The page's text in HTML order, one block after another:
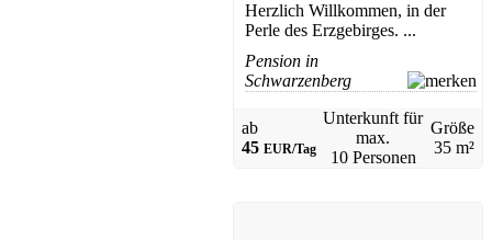
Herzlich Willkommen, in der
Perle des Erzgebirges. ...
Pension in
Schwarzenberg
ab
45 EUR/Tag
Unterkunft für
max.
10 Personen
Größe
35 m²